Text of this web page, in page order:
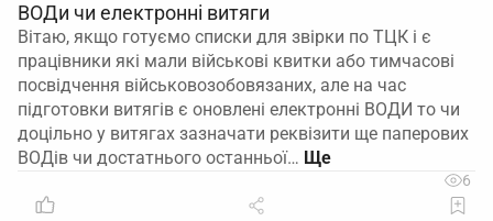
ВОДи чи електронні витяги
Вітаю, якщо готуємо списки для звірки по ТЦК і є
працівники які мали військові квитки або тимчасові
посвідчення військовозобовязаних, але на час
підготовки витягів є оновлені електронні ВОДИ то чи
доцільно у витягах зазначати реквізити ще паперових
ВОДів чи достатнього останньої…
6